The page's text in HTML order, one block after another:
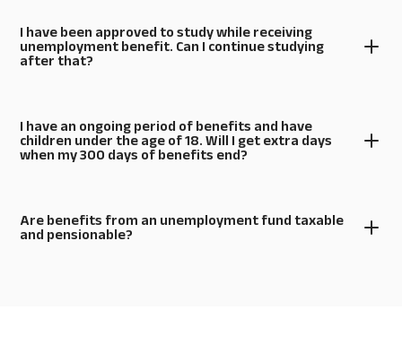
I have been approved to study while receiving
unemployment benefit. Can I continue studying
after that?
I have an ongoing period of benefits and have
children under the age of 18. Will I get extra days
when my 300 days of benefits end?
Are benefits from an unemployment fund taxable
and pensionable?